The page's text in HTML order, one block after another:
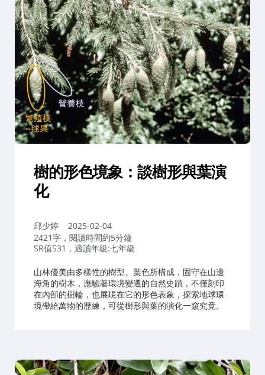
樹的形色境象：談樹形與葉演
化
作
者：
邱少婷
2025-02-04
2421字，閱讀時間約5分鐘
SR值531，適讀年級:七年級
山林優美由多樣性的樹型、葉色所構成，固守在山邊
海角的樹木，應驗著環境變遷的自然史蹟，不僅刻印
在內部的樹輪，也展現在它的形色表象，探索地球環
境帶給萬物的歷練，可從樹形與葉的演化一窺究竟。